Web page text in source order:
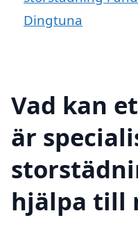
Dingtuna
Vad kan
är
hjälpa till